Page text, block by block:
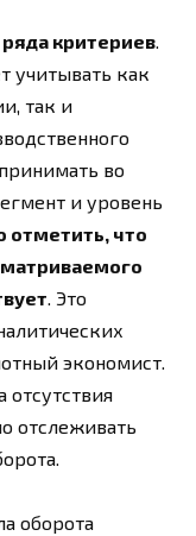
критериев.
учитывать как
так и
во
и уровень
отметить, что
. Это
экономист.
отсутствия
отслеживать
оборота